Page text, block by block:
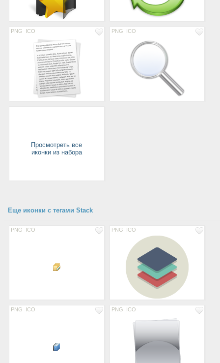
PNG ICO PNG ICO
Просмотреть все
иконки из набора
Еще иконки с тегами Stack
PNG ICO PNG ICO
PNG ICO PNG ICO